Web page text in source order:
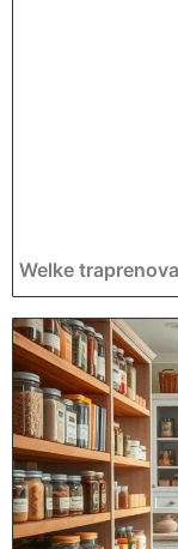
Welke